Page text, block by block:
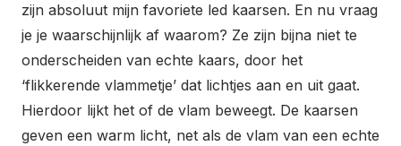
zijn absoluut mijn favoriete led kaarsen. En nu vraag
je je waarschijnlijk af waarom? Ze zijn bijna niet te
onderscheiden van echte kaars, door het
‘flikkerende vlammetje’ dat lichtjes aan en uit gaat.
Hierdoor lijkt het of de vlam beweegt. De kaarsen
geven een warm licht, net als de vlam van een echte